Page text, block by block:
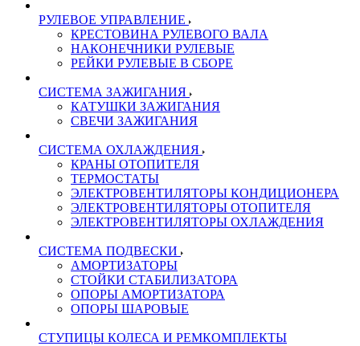
РУЛЕВОЕ УПРАВЛЕНИЕ
КРЕСТОВИНА РУЛЕВОГО ВАЛА
НАКОНЕЧНИКИ РУЛЕВЫЕ
РЕЙКИ РУЛЕВЫЕ В СБОРЕ
СИСТЕМА ЗАЖИГАНИЯ
КАТУШКИ ЗАЖИГАНИЯ
СВЕЧИ ЗАЖИГАНИЯ
СИСТЕМА ОХЛАЖДЕНИЯ
КРАНЫ ОТОПИТЕЛЯ
ТЕРМОСТАТЫ
ЭЛЕКТРОВЕНТИЛЯТОРЫ КОНДИЦИОНЕРА
ЭЛЕКТРОВЕНТИЛЯТОРЫ ОТОПИТЕЛЯ
ЭЛЕКТРОВЕНТИЛЯТОРЫ ОХЛАЖДЕНИЯ
СИСТЕМА ПОДВЕСКИ
АМОРТИЗАТОРЫ
СТОЙКИ СТАБИЛИЗАТОРА
ОПОРЫ АМОРТИЗАТОРА
ОПОРЫ ШАРОВЫЕ
СТУПИЦЫ КОЛЕСА И РЕМКОМПЛЕКТЫ